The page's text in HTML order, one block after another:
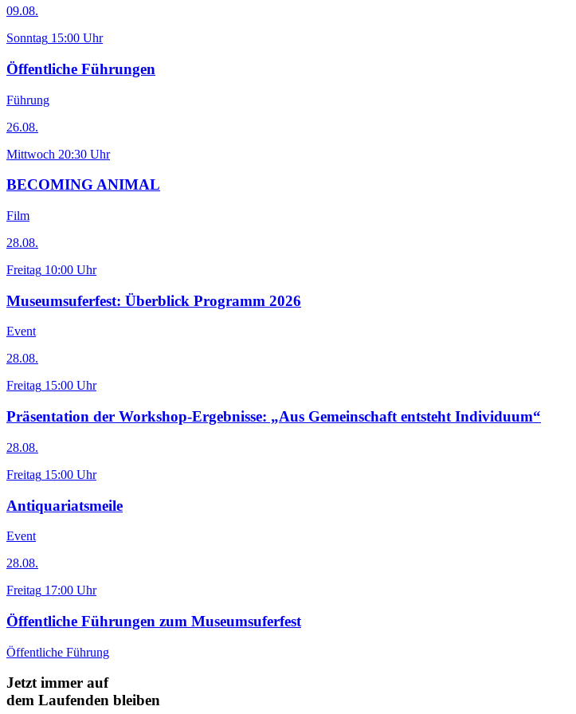
09.08.
Sonntag 15:00 Uhr
Öffentliche Führungen
Führung
26.08.
Mittwoch 20:30 Uhr
BECOMING ANIMAL
Film
28.08.
Freitag 10:00 Uhr
Museumsuferfest: Überblick Programm 2026
Event
28.08.
Freitag 15:00 Uhr
Präsentation der Workshop-Ergebnisse: „Aus Gemeinschaft entsteht Individuum“
28.08.
Freitag 15:00 Uhr
Antiquariatsmeile
Event
28.08.
Freitag 17:00 Uhr
Öffentliche Führungen zum Museumsuferfest
Öffentliche Führung
Jetzt immer auf
dem Laufenden bleiben